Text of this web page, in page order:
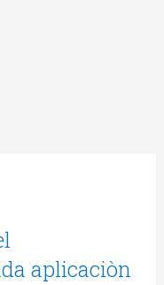
aplicaciòn